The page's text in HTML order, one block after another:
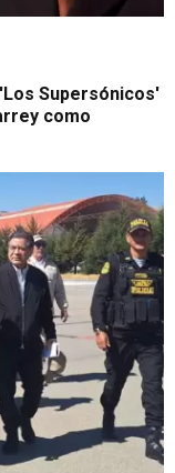
Supersónicos'
como